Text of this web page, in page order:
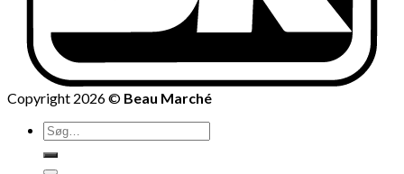
Copyright 2026 © Beau Marché
Søg
efter: